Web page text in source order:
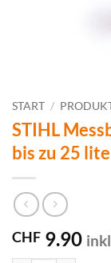
START /
STIHL
bis zu 25
CHF 9.90